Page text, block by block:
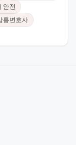
안전
릉변호사